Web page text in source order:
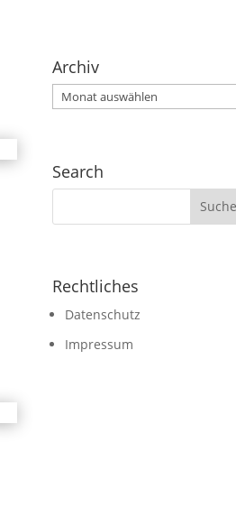
Archiv
Archiv
Search
Rechtliches
Datenschutz
Impressum